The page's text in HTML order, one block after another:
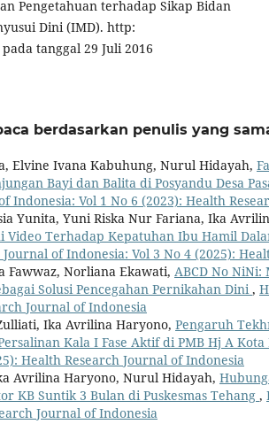
Pengetahuan terhadap Sikap Bidan
Dini (IMD). http:
tanggal 29 Juli 2016
berdasarkan penulis yang
Elvine Ivana Kabuhung, Nurul Hidayah,
Bayi dan Balita di Posyandu Desa
Indonesia: Vol 1 No 6 (2023): Health
Yunita, Yuni Riska Nur Fariana, Ika
Terhadap Kepatuhan Ibu Hamil
of Indonesia: Vol 3 No 4 (2025):
Norliana Ekawati, ABCD No
Solusi Pencegahan Pernikahan Dini,
Journal of Indonesia
Ika Avrilina Haryono, Pengaruh
Kala I Fase Aktif di PMB Hj A
Health Research Journal of Indonesia
Avrilina Haryono, Nurul Hidayah,
KB Suntik 3 Bulan di Puskesmas Tehang ,
Journal of Indonesia